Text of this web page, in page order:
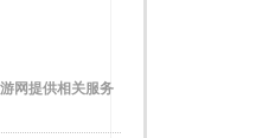
网提供相关服务